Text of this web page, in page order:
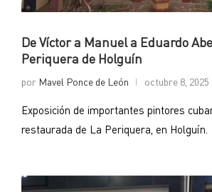
De Víctor a Manuel a Eduardo
Periquera de Holguín
por Mavel Ponce de León octubre 8, 2025
Exposición de importantes pintores
restaurada de La Periquera, en Holguín.